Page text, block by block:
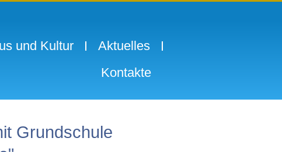
und Kultur
Aktuelles
Kontakte
Grundschule